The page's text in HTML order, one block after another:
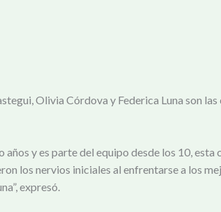
Olivia Córdova y Federica Luna son
y es parte del equipo desde los 10,
los nervios iniciales al enfrentarse a los
expresó.